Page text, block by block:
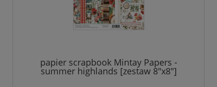
papier scrapbook Mintay Papers -
summer highlands [zestaw 8"x8"]